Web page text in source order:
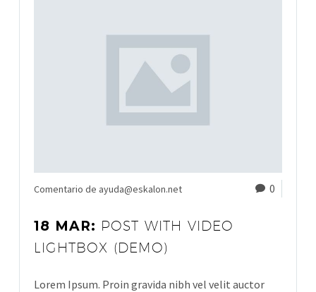
Comentario de ayuda@eskalon.net 0
18 MAR: POST WITH VIDEO
LIGHTBOX (DEMO)
Lorem Ipsum. Proin gravida nibh vel velit auctor